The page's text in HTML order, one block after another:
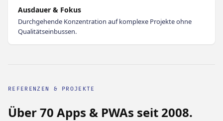
Ausdauer & Fokus
Durchgehende Konzentration auf komplexe Projekte ohne
Qualitätseinbussen.
REFERENZEN & PROJEKTE
Über 70 Apps & PWAs seit 2008.